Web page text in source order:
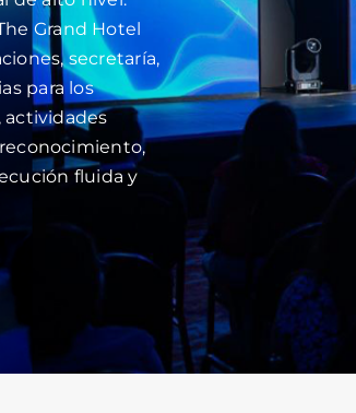
Grand Hotel
secretaría,
para los
actividades
fluida y